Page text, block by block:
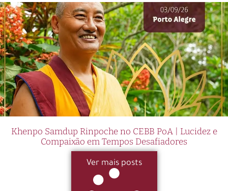
Khenpo Samdup Rinpoche no CEBB PoA | Lucidez e
Compaixão em Tempos Desafiadores
Ver mais posts